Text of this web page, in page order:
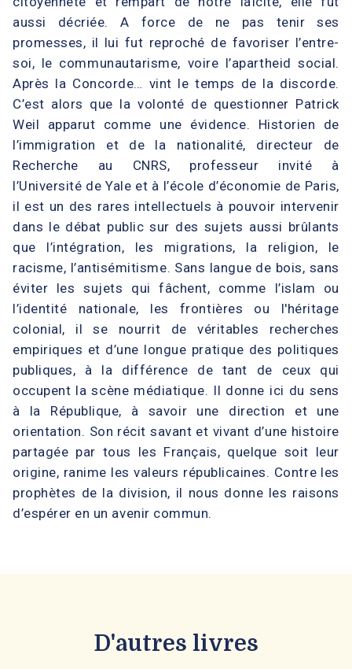
aussi décriée. A force de ne pas tenir ses
promesses, il lui fut reproché de favoriser l’entre-
soi, le communautarisme, voire l’apartheid social.
Après la Concorde… vint le temps de la discorde.
C’est alors que la volonté de questionner Patrick
Weil apparut comme une évidence. Historien de
l’immigration et de la nationalité, directeur de
Recherche au CNRS, professeur invité à
l’Université de Yale et à l’école d’économie de Paris,
il est un des rares intellectuels à pouvoir intervenir
dans le débat public sur des sujets aussi brûlants
que l’intégration, les migrations, la religion, le
racisme, l’antisémitisme. Sans langue de bois, sans
éviter les sujets qui fâchent, comme l’islam ou
l’identité nationale, les frontières ou l'héritage
colonial, il se nourrit de véritables recherches
empiriques et d’une longue pratique des politiques
publiques, à la différence de tant de ceux qui
occupent la scène médiatique. Il donne ici du sens
à la République, à savoir une direction et une
orientation. Son récit savant et vivant d’une histoire
partagée par tous les Français, quelque soit leur
origine, ranime les valeurs républicaines. Contre les
prophètes de la division, il nous donne les raisons
d’espérer en un avenir commun.
D'autres livres